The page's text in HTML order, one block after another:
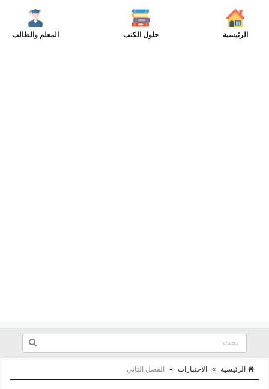
الرئيسية حلول الكتب المعلم والطالب
الرئيسية » الاختبارات » الفصل الثاني